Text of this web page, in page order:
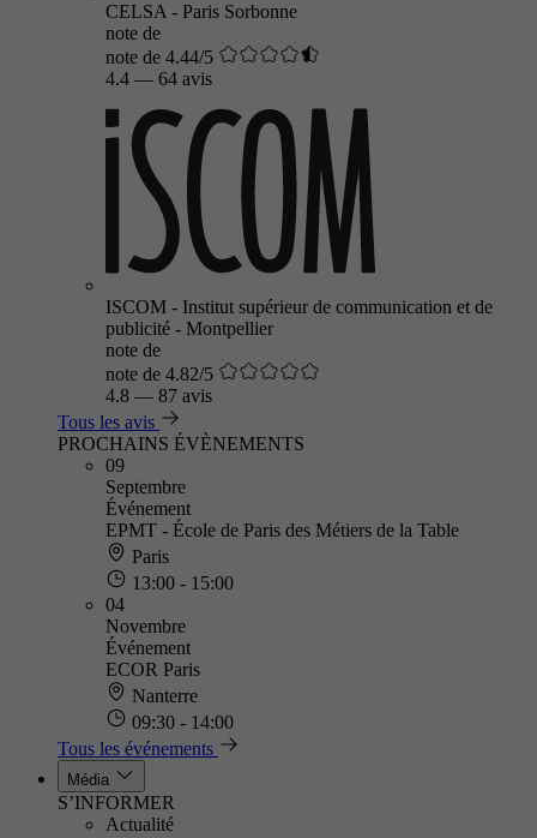
CELSA - Paris Sorbonne
note de
note de 4.44/5
4.4 — 64 avis
ISCOM - Institut supérieur de communication et de
publicité - Montpellier
note de
note de 4.82/5
4.8 — 87 avis
Tous les avis
PROCHAINS ÉVÈNEMENTS
09
Septembre
Événement
EPMT - École de Paris des Métiers de la Table
Paris
13:00 - 15:00
04
Novembre
Événement
ECOR Paris
Nanterre
09:30 - 14:00
Tous les événements
Média
S’INFORMER
Actualité